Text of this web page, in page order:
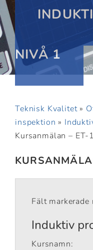
NIVÅ 1
Teknisk Kvalitet»
inspektion »
Kursanmälan – ET-1
Fält
Induktiv
Kursnamn: